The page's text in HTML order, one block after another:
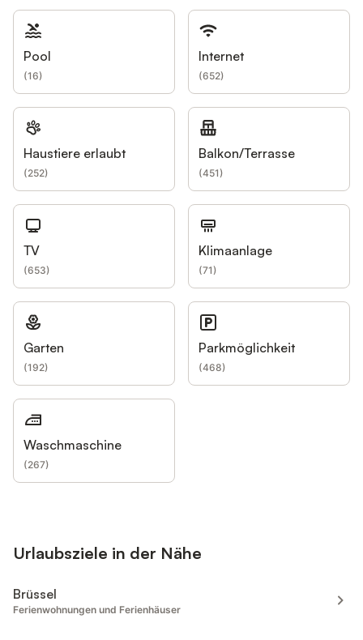
Pool
(16)
Internet
(652)
Haustiere erlaubt
(252)
Balkon/Terrasse
(451)
TV
(653)
Klimaanlage
(71)
Garten
(192)
Parkmöglichkeit
(468)
Waschmaschine
(267)
Urlaubsziele in der Nähe
Brüssel
Ferienwohnungen und Ferienhäuser